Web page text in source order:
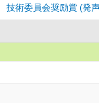
術委員会奨励賞 (発